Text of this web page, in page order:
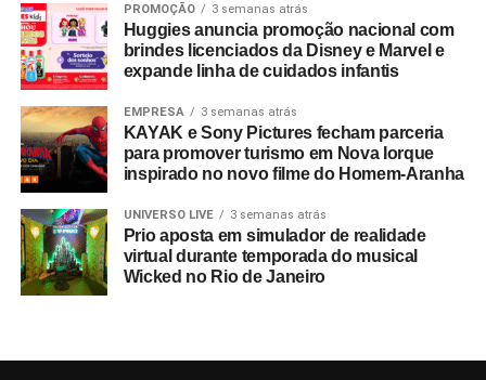
figurando o Brasil entre os dez principais mercados
globais consumidores da modalidade.
A relevância das experiências esportivas de grande porte
exige planejamento de longo prazo, com marcas já
estruturando ações voltadas para a Copa do Mundo de
2030, que terá partidas distribuídas entre Espanha,
Entre as sedes, o governo do Marrocos antecipou
investimentos por meio do programaAirports 2030
focado em expandir a capacidade para 80 milhões de
PROMOÇÃO 3 semanas atrás
Huggies anuncia promoção nacional com
brindes licenciados da Disney e Marvel e
expande linha de cuidados infantis
EMPRESA 3 semanas atrás
KAYAK e Sony Pictures fecham parceria
para promover turismo em Nova Iorque
inspirado no novo filme do Homem-Aranha
UNIVERSO LIVE 3 semanas atrás
Prio aposta em simulador de realidade
virtual durante temporada do musical
Wicked no Rio de Janeiro